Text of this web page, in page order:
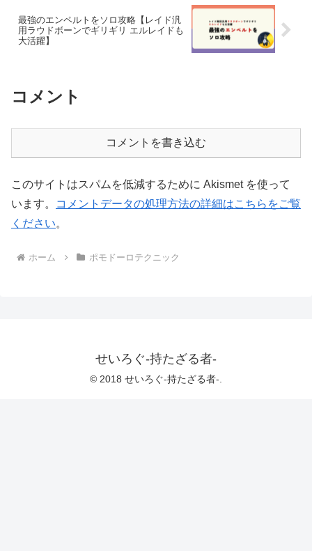
最強のエンペルトをソロ攻略【レイド汎
用ラウドボーンでギリギリ エルレイドも
大活躍】
コメント
コメントを書き込む
このサイトはスパムを低減するために Akismet を使って
います。
コメントデータの処理方法の詳細はこちらをご覧
ください。
ホーム ポモドーロテクニック
せいろぐ-持たざる者-
© 2018 せいろぐ-持たざる者-.